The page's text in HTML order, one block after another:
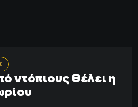
ντόπιους θέλει η